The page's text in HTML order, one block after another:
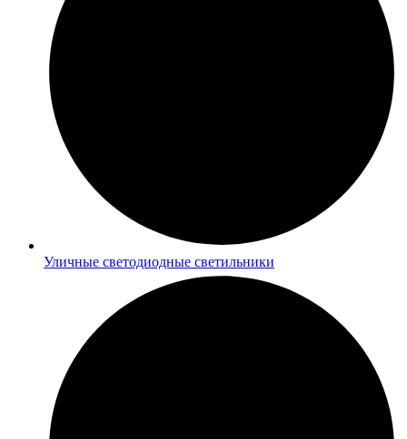
Уличные светодиодные светильники